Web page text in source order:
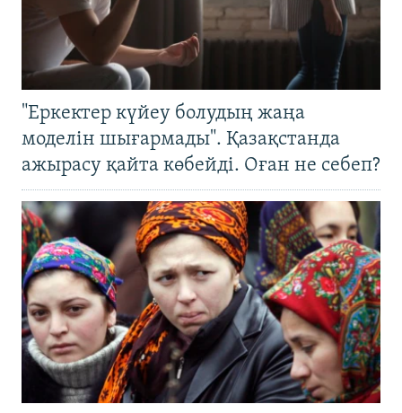
"Еркектер күйеу болудың жаңа
моделін шығармады". Қазақстанда
ажырасу қайта көбейді. Оған не себеп?